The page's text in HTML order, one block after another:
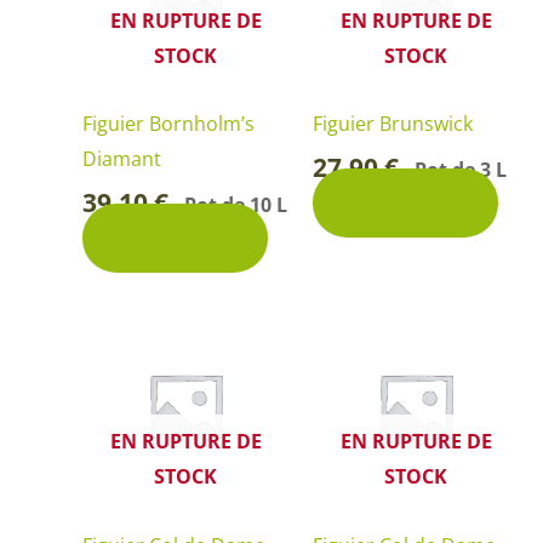
EN RUPTURE DE
STOCK
Figuier Bornholm’s
Diamant
39,10€-Pot de 10 L
EN RUPTURE DE
STOCK
Figuier Brunswick
27,90€-Pot de 3 L
EN RUPTURE DE
STOCK
plusieurs
options
EN RUPTURE DE
STOCK